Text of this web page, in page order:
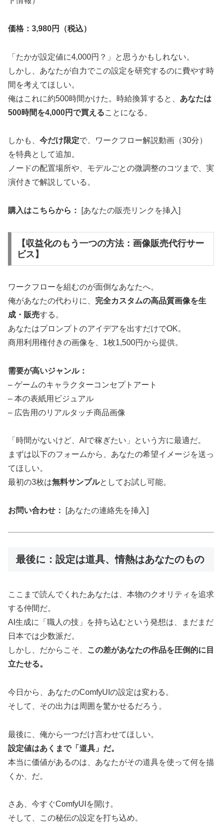
価格：3,980円（税込）
「たかが設定値に4,000円？」と思うかもしれない。
しかし、あなたが自力でこの設定を研究するのに費やす時
間を考えてほしい。
俺はこれに約500時間かけた。時給換算すると、 あなたは
500時間を4,000円で買えることになる。
しかも、 今だけ限定で、ワークフロー解説動画（30分）
を特典として追加。
ノードの配置場所や、モデルごとの微調整のコツまで、実
演付きで解説している。
購入はこちらから： [あなたの販売リンクを挿入]
【収益化のもう一つの方法：画像販売代行サー
ビス】
ワークフローを組むのが面倒なあなたへ。
俺があなたの代わりに、 完全カスタムの高品質画像を生
成・販売する。
あなたはプロンプトのアイデアを出すだけでOK。
商用利用権付きの画像を、1枚1,500円から提供。
需要が高いジャンル：
– ゲームのキャラクターコンセプトアート
– 本の表紙用ビジュアル
– 広告用のリアルタッチ商品画像
「時間がないけど、AIで稼ぎたい」という方に最適だ。
まずは以下のフォームから、あなたの希望イメージを送っ
てほしい。
最初の3枚は無料サンプルとしてお試し可能。
お問い合わせ： [あなたの連絡先を挿入]
最後に：設定は道具、情熱はあなたのもの
ここまで読んでくれたあなたは、本物のクオリティを追求
する仲間だ。
AI生成に「職人の技」を持ち込むという発想は、まだまだ
日本では少数派だ。
しかし、だからこそ、
この差があなたの作品を圧倒的に目
立たせる。
今日から、あなたのComfyUIの設定は変わる。
そして、その出力は周囲を驚かせるだろう。
最後に、俺から一つだけ言わせてほしい。
設定値はあくまで「道具」だ。
本当に価値があるのは、あなたがその道具を使って何を描
くか、だ。
さあ、今すぐComfyUIを開け。
そして、この秘伝の設定を打ち込め。